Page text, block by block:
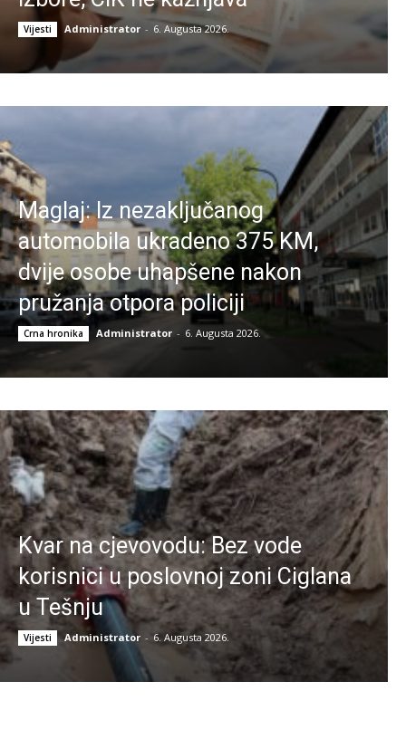
Vijesti Administrator - 6. Augusta 2026.
Maglaj: Iz nezaključanog
automobila ukradeno 375 KM,
dvije osobe uhapšene nakon
pružanja otpora policiji
Crna hronika Administrator - 6. Augusta 2026.
Kvar na cjevovodu: Bez vode
korisnici u poslovnoj zoni Ciglana
u Tešnju
Vijesti Administrator - 6. Augusta 2026.